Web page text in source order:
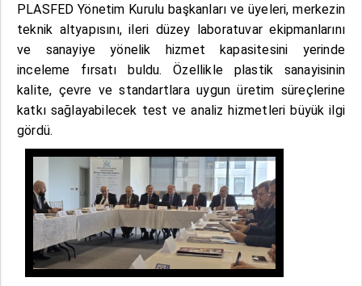
PLASFED Yönetim Kurulu başkanları ve üyeleri, merkezin
teknik altyapısını, ileri düzey laboratuvar ekipmanlarını
ve sanayiye yönelik hizmet kapasitesini yerinde
inceleme fırsatı buldu. Özellikle plastik sanayisinin
kalite, çevre ve standartlara uygun üretim süreçlerine
katkı sağlayabilecek test ve analiz hizmetleri büyük ilgi
gördü.